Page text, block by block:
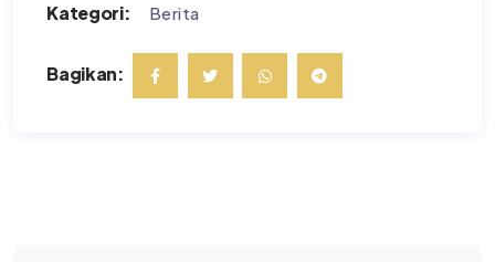
Kategori: Berita
Bagikan: